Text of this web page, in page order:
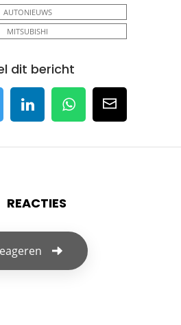
AUTONIEUWS
MITSUBISHI
dit bericht
REACTIES